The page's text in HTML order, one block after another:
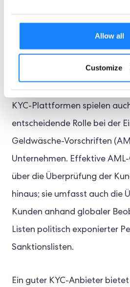
Allow all
Customize
und AML-
mit Lösungen
KYC-Plattformen spielen
entscheidende Rolle bei der
Geldwäsche-Vorschriften
Unternehmen. Effektive
über die Überprüfung der
hinaus; sie umfasst auch die
Kunden anhand globaler
Listen politisch exponierter
Sanktionslisten.
Ein guter KYC-Anbieter